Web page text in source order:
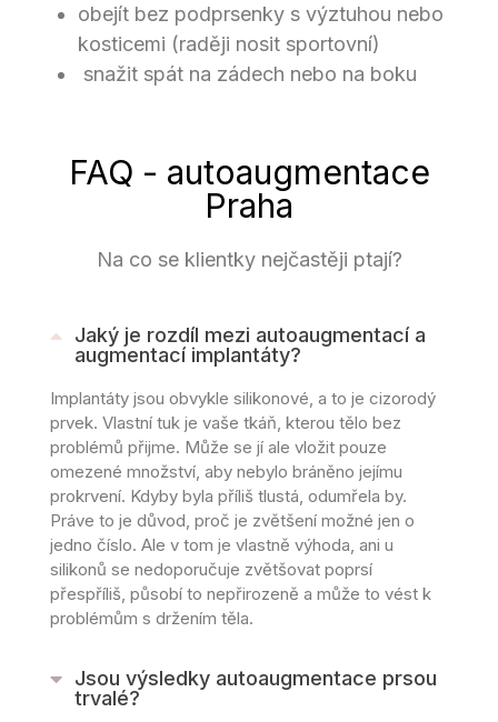
obejít bez podprsenky s výztuhou nebo
kosticemi (raději nosit sportovní)
snažit spát na zádech nebo na boku
FAQ - autoaugmentace
Praha
Na co se klientky nejčastěji ptají?
Jaký je rozdíl mezi autoaugmentací a
augmentací implantáty?
Implantáty jsou obvykle silikonové, a to je cizorodý
prvek. Vlastní tuk je vaše tkáň, kterou tělo bez
problémů přijme. Může se jí ale vložit pouze
omezené množství, aby nebylo bráněno jejímu
prokrvení. Kdyby byla příliš tlustá, odumřela by.
Práve to je důvod, proč je zvětšení možné jen o
jedno číslo. Ale v tom je vlastně výhoda, ani u
silikonů se nedoporučuje zvětšovat poprsí
přespříliš, působí to nepřirozeně a může to vést k
problémům s držením těla.
Jsou výsledky autoaugmentace prsou
trvalé?